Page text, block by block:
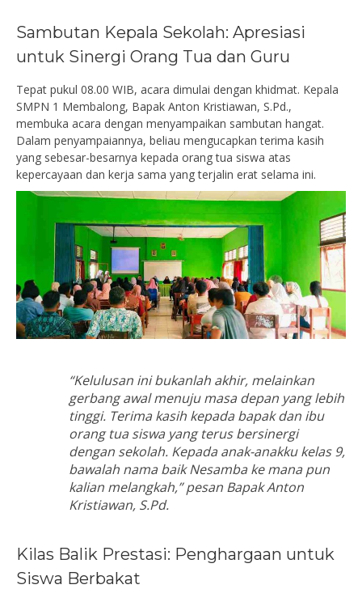
Sambutan Kepala Sekolah: Apresiasi
untuk Sinergi Orang Tua dan Guru
Tepat pukul 08.00 WIB, acara dimulai dengan khidmat. Kepala
SMPN 1 Membalong, Bapak Anton Kristiawan, S.Pd.,
membuka acara dengan menyampaikan sambutan hangat.
Dalam penyampaiannya, beliau mengucapkan terima kasih
yang sebesar-besarnya kepada orang tua siswa atas
kepercayaan dan kerja sama yang terjalin erat selama ini.
“Kelulusan ini bukanlah akhir, melainkan
gerbang awal menuju masa depan yang lebih
tinggi. Terima kasih kepada bapak dan ibu
orang tua siswa yang terus bersinergi
dengan sekolah. Kepada anak-anakku kelas 9,
bawalah nama baik Nesamba ke mana pun
kalian melangkah,” pesan Bapak Anton
Kristiawan, S.Pd.
Kilas Balik Prestasi: Penghargaan untuk
Siswa Berbakat